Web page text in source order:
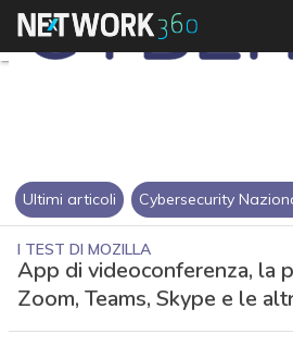
Ultimi articoli Cybersecurity
I TEST DI MOZILLA
App di videoconferenza, la
Zoom, Teams, Skype e le